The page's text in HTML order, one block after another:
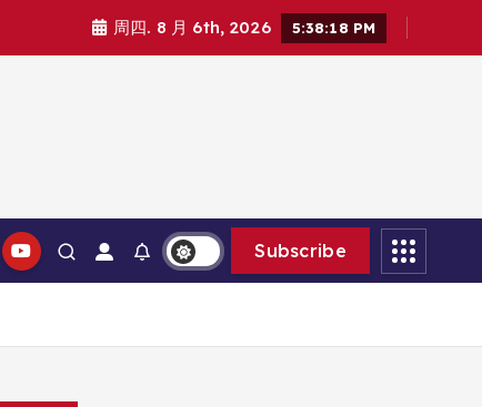
周四. 8 月 6th, 2026 5:38:19 PM
Subscribe